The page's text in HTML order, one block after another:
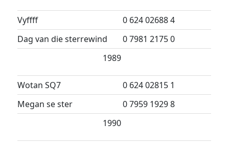
Vyffff
0 624 02688 4
Dag van die sterrewind
0 7981 2175 0
1989
Wotan SQ7
0 624 02815 1
Megan se ster
0 7959 1929 8
1990